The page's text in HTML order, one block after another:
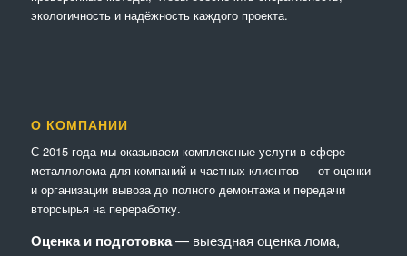
экологичность и надёжность каждого проекта.
О КОМПАНИИ
С 2015 года мы оказываем комплексные услуги в сфере
металлолома для компаний и частных клиентов — от оценки
и организации вывоза до полного демонтажа и передачи
вторсырья на переработку.
Оценка и подготовка— выездная оценка лома,